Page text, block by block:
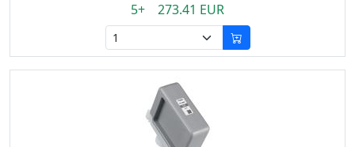
5+ 273.41 EUR